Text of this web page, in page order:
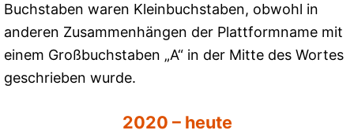
Buchstaben waren Kleinbuchstaben, obwohl in
anderen Zusammenhängen der Plattformname mit
einem Großbuchstaben „A“ in der Mitte des Wortes
geschrieben wurde.
2020 – heute